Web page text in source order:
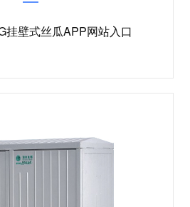
挂壁式丝瓜APP网站入口